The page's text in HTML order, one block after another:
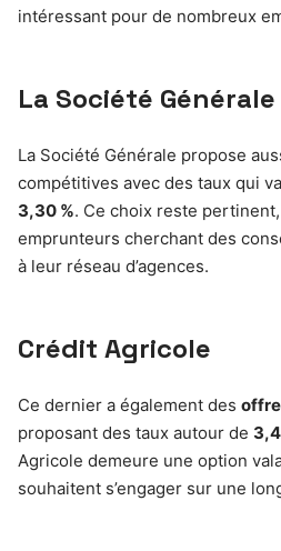
intéressant pour de nombreux
La Société Générale
La Société Générale propose
compétitives avec des taux qui
3,30 %. Ce choix reste
emprunteurs cherchant des
à leur réseau d’agences.
Crédit Agricole
Ce dernier a également des
proposant des taux autour de
Agricole demeure une option
souhaitent s’engager sur une